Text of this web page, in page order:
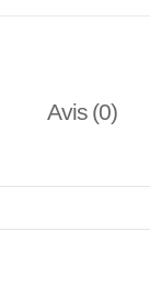
Avis (0)